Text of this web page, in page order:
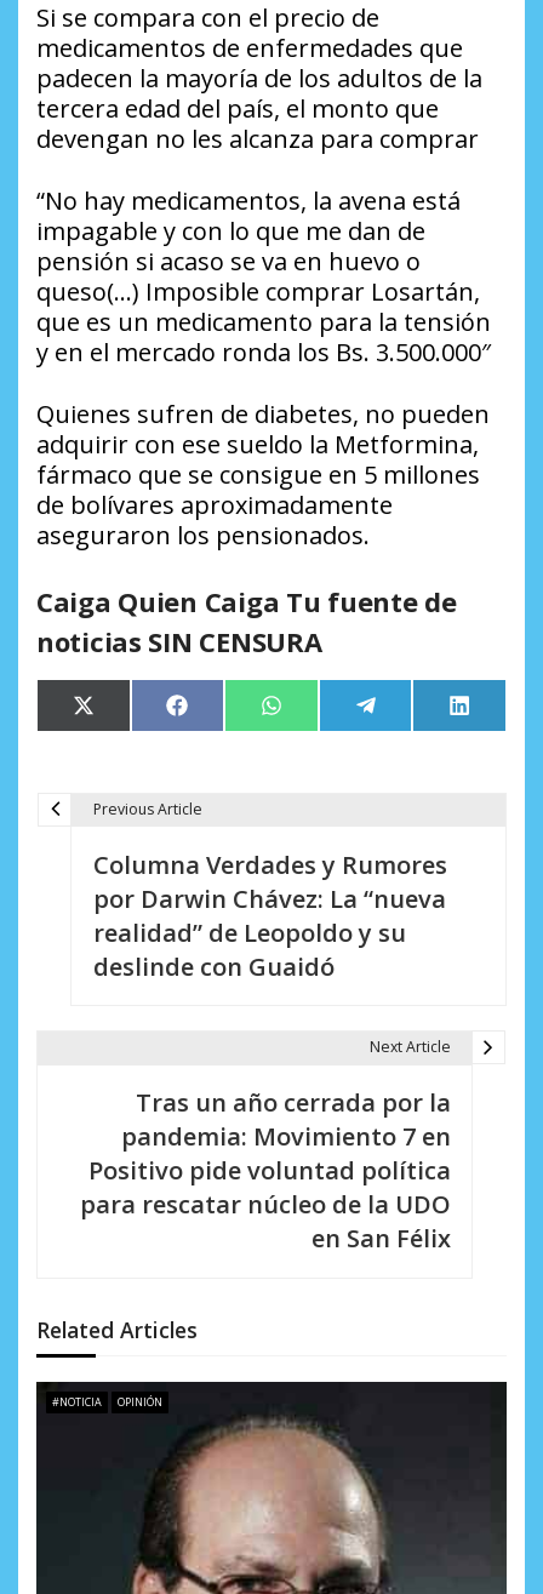
Si se compara con el precio de
medicamentos de enfermedades que
padecen la mayoría de los adultos de la
tercera edad del país, el monto que
devengan no les alcanza para comprar
“No hay medicamentos, la avena está
impagable y con lo que me dan de
pensión si acaso se va en huevo o
queso(…) Imposible comprar Losartán,
que es un medicamento para la tensión
y en el mercado ronda los Bs. 3.500.000″
Quienes sufren de diabetes, no pueden
adquirir con ese sueldo la Metformina,
fármaco que se consigue en 5 millones
de bolívares aproximadamente
aseguraron los pensionados.
Caiga Quien Caiga Tu fuente de
noticias SIN CENSURA
Compartir
en
X
(Twitter)
Compartir
en
Facebook Compartir
en
WhatsApp Compartir
en
Telegram
en
LinkedIn
e
n
Previous Article
Columna Verdades y Rumores
por Darwin Chávez: La “nueva
realidad” de Leopoldo y su
deslinde con Guaidó
Next Article
Tras un año cerrada por la
pandemia: Movimiento 7 en
Positivo pide voluntad política
para rescatar núcleo de la UDO
en San Félix
Related Articles
#NOTICIA OPINIÓN